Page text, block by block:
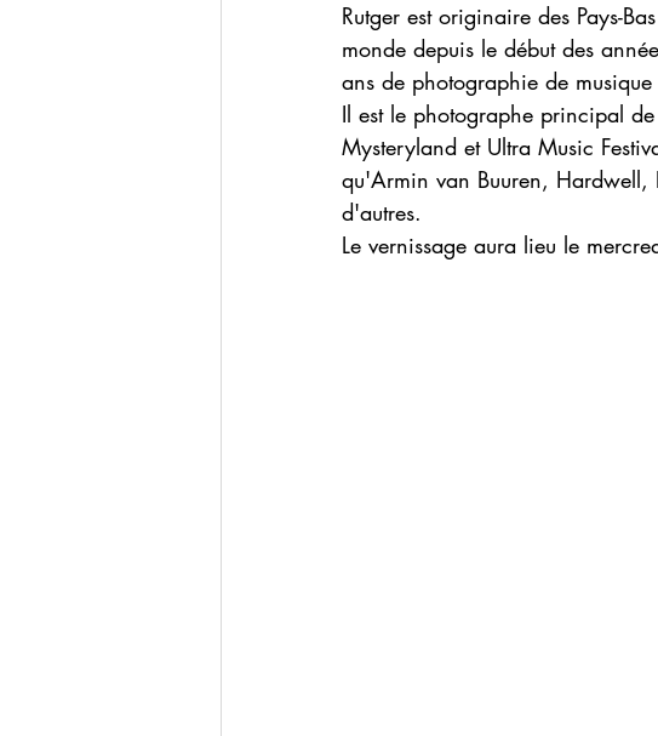
Rutger est originaire des Pays-
monde depuis le début des
ans de photographie de
Il est le photographe principal
Mysteryland et Ultra Music
qu'Armin van Buuren,
d'autres.
Le vernissage aura lieu le